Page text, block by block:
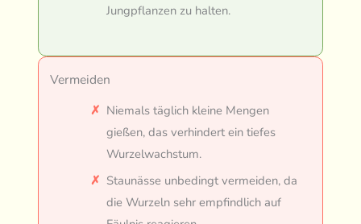
Jungpflanzen zu halten.
Vermeiden
Niemals täglich kleine Mengen
gießen, das verhindert ein tiefes
Wurzelwachstum.
Staunässe unbedingt vermeiden, da
die Wurzeln sehr empfindlich auf